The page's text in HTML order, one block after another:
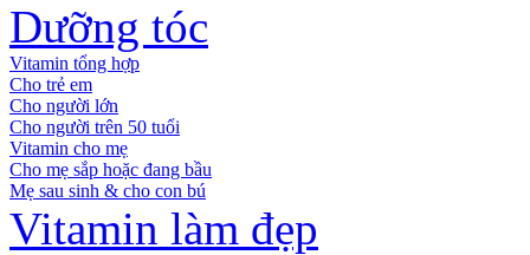
Dưỡng tóc
Vitamin tổng hợp
Cho trẻ em
Cho người lớn
Cho người trên 50 tuổi
Vitamin cho mẹ
Cho mẹ sắp hoặc đang bầu
Mẹ sau sinh & cho con bú
Vitamin làm đẹp